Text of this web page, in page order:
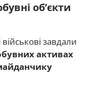
об’єкти
завдали
активах